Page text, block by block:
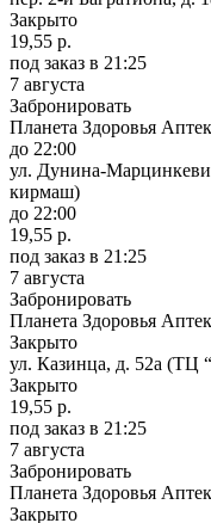
Закрыто
19,55 р.
под заказ в 21:25
7 августа
Забронировать
Планета Здоровья
до 22:00
ул. Дунина-
кирмаш)
до 22:00
19,55 р.
под заказ в 21:25
7 августа
Забронировать
Планета Здоровья
Закрыто
ул. Казинца, д. 52а (ТЦ
Закрыто
19,55 р.
под заказ в 21:25
7 августа
Забронировать
Планета Здоровья
Закрыто